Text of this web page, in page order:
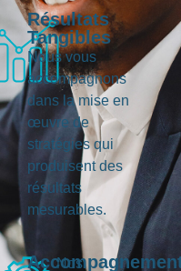
Résultats
Tangibles
Nous vous
accompagnons
dans la mise en
œuvre de
stratégies qui
produisent des
résultats
mesurables.
Nos